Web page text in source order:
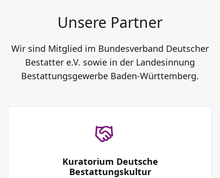
Unsere Partner
Wir sind Mitglied im Bundesverband Deutscher
Bestatter e.V. sowie in der Landesinnung
Bestattungsgewerbe Baden-Württemberg.
Kuratorium Deutsche
Bestattungskultur